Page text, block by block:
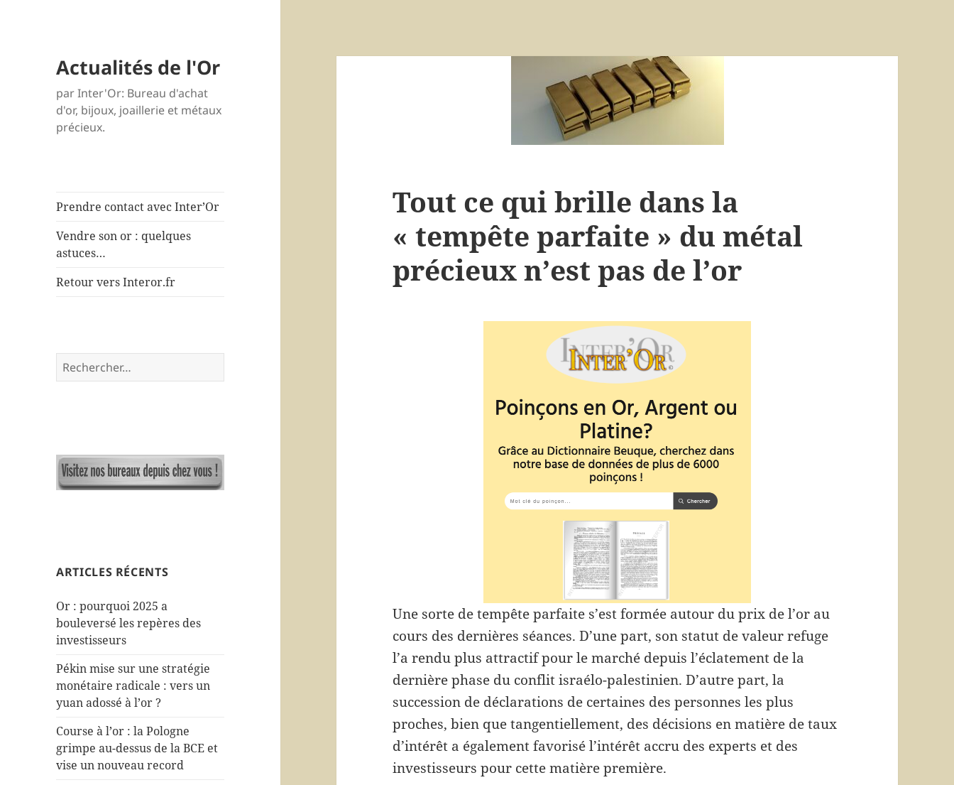
Actualités de l'Or
par Inter'Or: Bureau d'achat
d'or, bijoux, joaillerie et métaux
précieux.
Prendre contact avec Inter’Or
Vendre son or : quelques
astuces…
Retour vers Interor.fr
R
e
c
h
ARTICLES RÉCENTS
Or : pourquoi 2025 a
bouleversé les repères des
investisseurs
Pékin mise sur une stratégie
monétaire radicale : vers un
yuan adossé à l’or ?
Course à l’or : la Pologne
grimpe au-dessus de la BCE et
vise un nouveau record
Tout ce qui brille dans la
« tempête parfaite » du métal
précieux n’est pas de l’or
Une sorte de tempête parfaite s’est formée autour du prix de l’or au
cours des dernières séances. D’une part, son statut de valeur refuge
l’a rendu plus attractif pour le marché depuis l’éclatement de la
dernière phase du conflit israélo-palestinien. D’autre part, la
succession de déclarations de certaines des personnes les plus
proches, bien que tangentiellement, des décisions en matière de taux
d’intérêt a également favorisé l’intérêt accru des experts et des
investisseurs pour cette matière première.